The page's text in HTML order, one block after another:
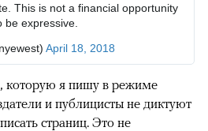
This is not a financial opportunity
expressive.
April 18, 2018
которую я пишу в режиме
и публицисты не диктуют
страниц. Это не